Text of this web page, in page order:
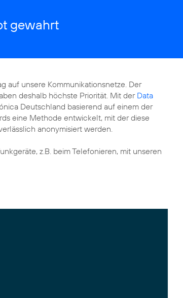
gewahrt
auf unsere Kommunikationsnetze. Der
deshalb höchste Priorität. Mit der Data
Deutschland basierend auf einem der
eine Methode entwickelt, mit der diese
anonymisiert werden.
z.B. beim Telefonieren, mit unseren